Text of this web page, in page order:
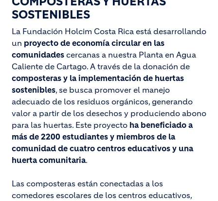
SOSTENIBLES
La Fundación Holcim Costa Rica está desarrollando
un proyecto de economía circular en las
comunidades cercanas a nuestra Planta en Agua
Caliente de Cartago. A través de la donación de
composteras y la implementación de huertas
sostenibles, se busca promover el manejo
adecuado de los residuos orgánicos, generando
valor a partir de los desechos y produciendo abono
para las huertas. Este proyecto ha beneficiado a
más de 2200 estudiantes y miembros de la
comunidad de cuatro centros educativos y una
huerta comunitaria.
Las composteras están conectadas a los
comedores escolares de los centros educativos,